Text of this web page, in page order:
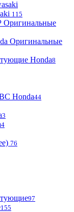
115
Оригинальные
Оригинальные
Honda8
Honda44
3
4
76
97
155